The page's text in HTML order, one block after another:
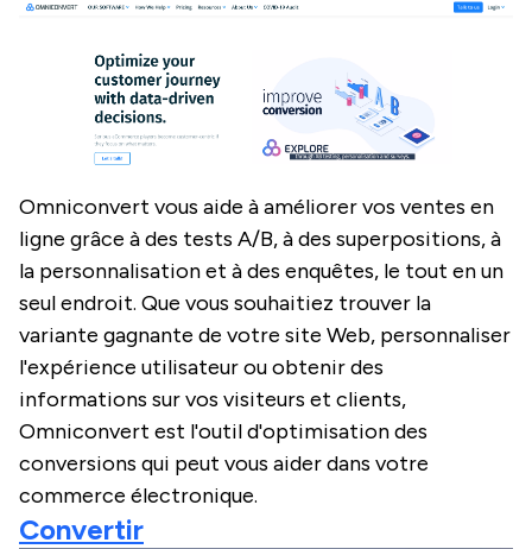
Omniconvert vous aide à améliorer vos ventes en
ligne grâce à des tests A/B, à des superpositions, à
la personnalisation et à des enquêtes, le tout en un
seul endroit. Que vous souhaitiez trouver la
variante gagnante de votre site Web, personnaliser
l'expérience utilisateur ou obtenir des
informations sur vos visiteurs et clients,
Omniconvert est l'outil d'optimisation des
conversions qui peut vous aider dans votre
commerce électronique.
Convertir